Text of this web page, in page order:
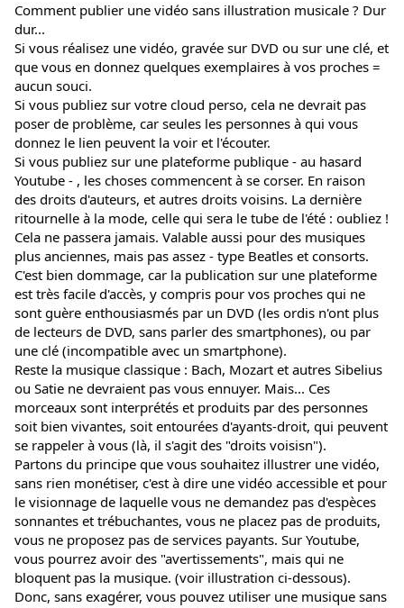
Comment publier une vidéo sans illustration musicale ? Dur
dur...
Si vous réalisez une vidéo, gravée sur DVD ou sur une clé, et
que vous en donnez quelques exemplaires à vos proches =
aucun souci.
Si vous publiez sur votre cloud perso, cela ne devrait pas
poser de problème, car seules les personnes à qui vous
donnez le lien peuvent la voir et l'écouter.
Si vous publiez sur une plateforme publique - au hasard
Youtube - , les choses commencent à se corser. En raison
des droits d'auteurs, et autres droits voisins. La dernière
ritournelle à la mode, celle qui sera le tube de l'été : oubliez !
Cela ne passera jamais. Valable aussi pour des musiques
plus anciennes, mais pas assez - type Beatles et consorts.
C'est bien dommage, car la publication sur une plateforme
est très facile d'accès, y compris pour vos proches qui ne
sont guère enthousiasmés par un DVD (les ordis n'ont plus
de lecteurs de DVD, sans parler des smartphones), ou par
une clé (incompatible avec un smartphone).
Reste la musique classique : Bach, Mozart et autres Sibelius
ou Satie ne devraient pas vous ennuyer. Mais... Ces
morceaux sont interprétés et produits par des personnes
soit bien vivantes, soit entourées d'ayants-droit, qui peuvent
se rappeler à vous (là, il s'agit des "droits voisisn").
Partons du principe que vous souhaitez illustrer une vidéo,
sans rien monétiser, c'est à dire une vidéo accessible et pour
le visionnage de laquelle vous ne demandez pas d'espèces
sonnantes et trébuchantes, vous ne placez pas de produits,
vous ne proposez pas de services payants. Sur Youtube,
vous pourrez avoir des "avertissements", mais qui ne
bloquent pas la musique. (voir illustration ci-dessous).
Donc, sans exagérer, vous pouvez utiliser une musique sans